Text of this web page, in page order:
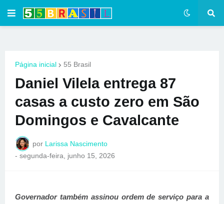
Página inicial 55 Brasil
Daniel Vilela entrega 87
casas a custo zero em São
Domingos e Cavalcante
por Larissa Nascimento
- segunda-feira, junho 15, 2026
Governador também assinou ordem de serviço para a